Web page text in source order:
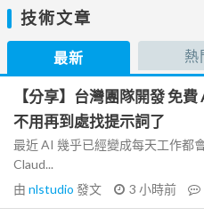
技術文章
最新 熱
【分享】台灣團隊開發 免
不用再到處找提示詞了
最近 AI 幾乎已經變成每天工作都
Claud...
由 nlstudio 發文 3 小時前